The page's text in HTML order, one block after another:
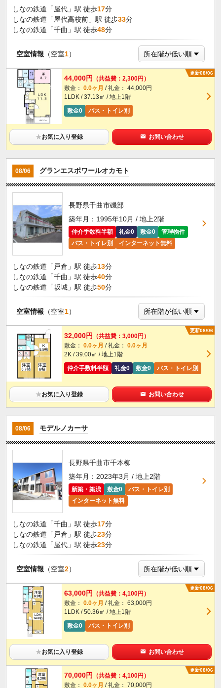
しなの鉄道「屋代」駅 徒歩17分
しなの鉄道「屋代高校前」駅 徒歩33分
しなの鉄道「千曲」駅 徒歩48分
空室情報 （空室1）
更新08/06
44,000円
（共益費：2,300円）
敷金： 0.0ヶ月 / 礼金： 44,000円
1LDK / 37.13㎡ / 地上1階
敷金0
バス・トイレ別
★お気に入り登録 お問い合わせ
08/06 グランエスポワールオカモト
長野県千曲市磯部
築年月：1995年10月 / 地上2階
仲介手数料半額 礼金0 敷金0
管理物件
バス・トイレ別
インターネット無料
しなの鉄道「戸倉」駅 徒歩13分
しなの鉄道「千曲」駅 徒歩40分
しなの鉄道「坂城」駅 徒歩50分
空室情報 （空室1）
更新08/06
32,000円
（共益費：3,000円）
敷金： 0.0ヶ月 / 礼金： 0.0ヶ月
2K / 39.00㎡ / 地上1階
仲介手数料半額
礼金0 敷金0 バス・トイレ別
★お気に入り登録 お問い合わせ
08/06 モデルノカーサ
長野県千曲市千本柳
築年月：2023年3月 / 地上2階
新築・築浅 敷金0
バス・トイレ別
インターネット無料
しなの鉄道「千曲」駅 徒歩17分
しなの鉄道「戸倉」駅 徒歩23分
しなの鉄道「屋代」駅 徒歩23分
空室情報 （空室2）
更新08/06
63,000円
（共益費：4,100円）
敷金： 0.0ヶ月 / 礼金： 63,000円
1LDK / 50.36㎡ / 地上1階
敷金0
バス・トイレ別
★お気に入り登録 お問い合わせ
更新08/06
70,000円
（共益費：4,100円）
敷金： 0.0ヶ月 / 礼金： 70,000円